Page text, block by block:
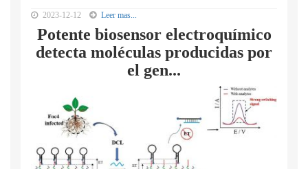
2023-12-12 Leer mas...
Potente biosensor electroquímico
detecta moléculas producidas por
el gen...